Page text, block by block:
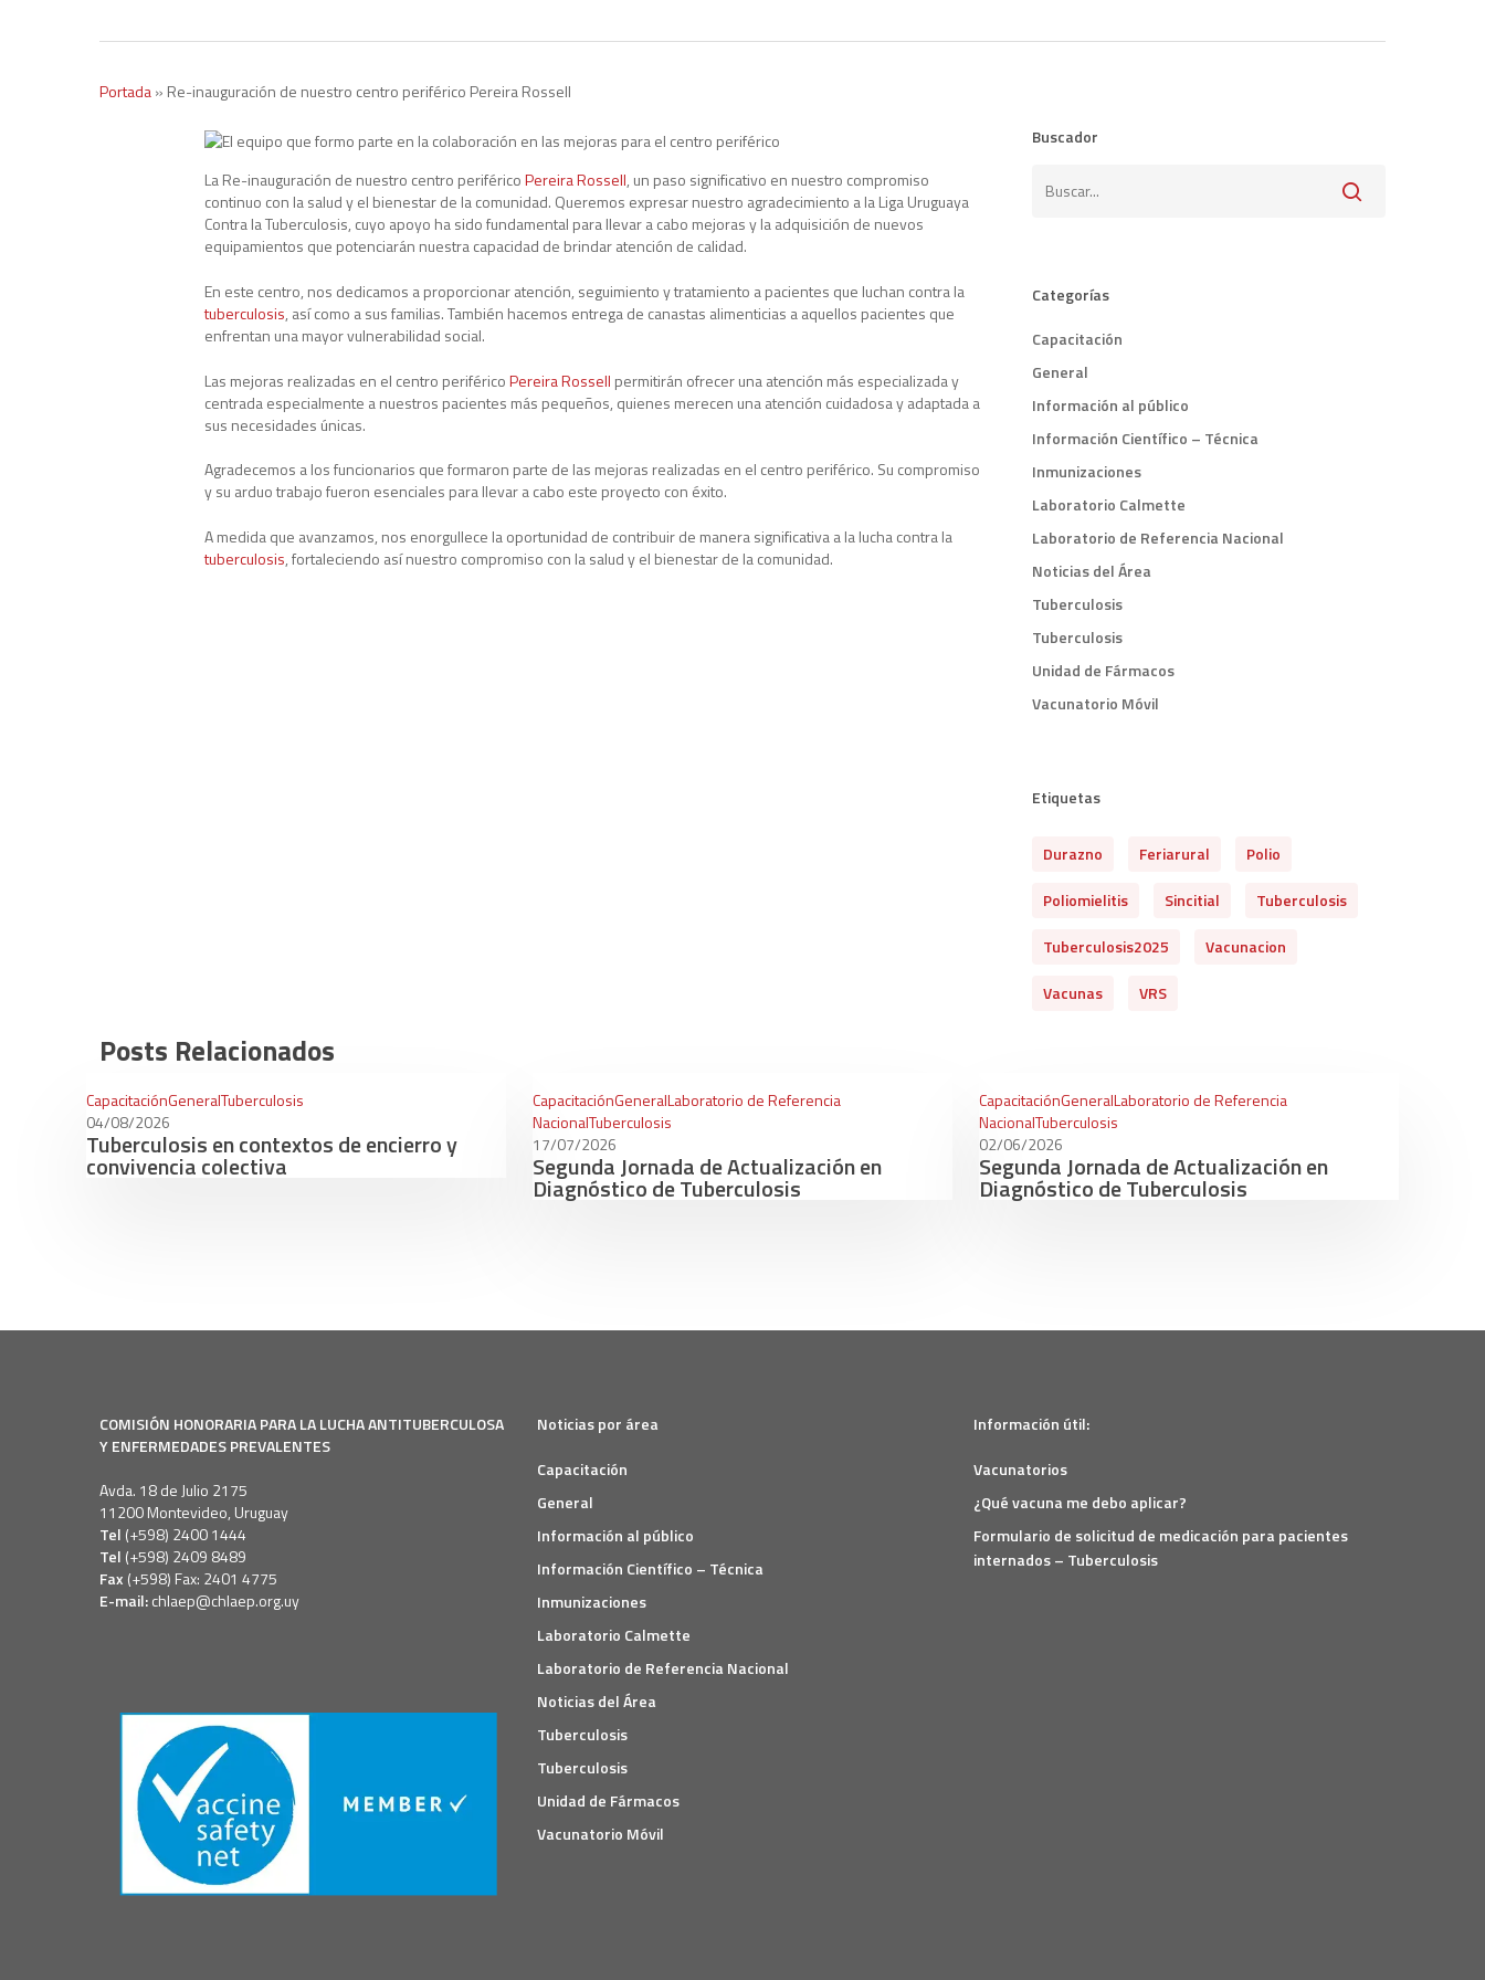
Escribe las palabras de búsqueda y presiona "Enter"
Portada» Re-inauguración de nuestro centro periférico Pereira Rossell
La Re-inauguración de nuestro centro periféricoPereira Rossell, un paso significativo en nuestro compromiso
continuo con la salud y el bienestar de la comunidad. Queremos expresar nuestro agradecimiento a la Liga Uruguaya
Contra la Tuberculosis, cuyo apoyo ha sido fundamental para llevar a cabo mejoras y la adquisición de nuevos
equipamientos que potenciarán nuestra capacidad de brindar atención de calidad.
En este centro, nos dedicamos a proporcionar atención, seguimiento y tratamiento a pacientes que luchan contra la
tuberculosis, así como a sus familias. También hacemos entrega de canastas alimenticias a aquellos pacientes que
enfrentan una mayor vulnerabilidad social.
Las mejoras realizadas en el centro periféricoPereira Rossell permitirán ofrecer una atención más especializada y
centrada especialmente a nuestros pacientes más pequeños, quienes merecen una atención cuidadosa y adaptada a
sus necesidades únicas.
Agradecemos a los funcionarios que formaron parte de las mejoras realizadas en el centro periférico. Su compromiso
y su arduo trabajo fueron esenciales para llevar a cabo este proyecto con éxito.
A medida que avanzamos, nos enorgullece la oportunidad de contribuir de manera significativa a la lucha contra la
tuberculosis, fortaleciendo así nuestro compromiso con la salud y el bienestar de la comunidad.
Buscador
Categorías
Capacitación
General
Información al público
Información Científico – Técnica
Inmunizaciones
Laboratorio Calmette
Laboratorio de Referencia Nacional
Noticias del Área
Tuberculosis
Tuberculosis
Unidad de Fármacos
Vacunatorio Móvil
Etiquetas
Durazno Feriarural
Polio
Poliomielitis
Sincitial
Tuberculosis
Tuberculosis2025
Vacunacion
Vacunas
VRS
Posts Relacionados
CapacitaciónGeneralTuberculosis
04/08/2026
Tuberculosis en contextos de encierro y
convivencia colectiva
CapacitaciónGeneralLaboratorio de Referencia
NacionalTuberculosis
17/07/2026
Segunda Jornada de Actualización en
Diagnóstico de Tuberculosis
CapacitaciónGeneralLaboratorio de Referencia
NacionalTuberculosis
02/06/2026
Segunda Jornada de Actualización en
Diagnóstico de Tuberculosis
COMISIÓN HONORARIA PARA LA LUCHA ANTITUBERCULOSA
Y ENFERMEDADES PREVALENTES
Avda. 18 de Julio 2175
11200 Montevideo, Uruguay
Tel (+598) 2400 1444
Tel (+598) 2409 8489
Fax (+598) Fax: 2401 4775
E-mail:chlaep@chlaep.org.uy
Noticias por área
Capacitación
General
Información al público
Información Científico – Técnica
Inmunizaciones
Laboratorio Calmette
Laboratorio de Referencia Nacional
Noticias del Área
Tuberculosis
Tuberculosis
Unidad de Fármacos
Vacunatorio Móvil
Información útil:
Vacunatorios
¿Qué vacuna me debo aplicar?
Formulario de solicitud de medicación para pacientes
internados – Tuberculosis